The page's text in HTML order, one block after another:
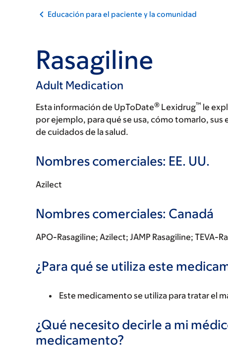
Educación para el paciente y la comunidad
Rasagiline
Adult Medication
Esta información de UpToDate® Lexidrug™ le
por ejemplo, para qué se usa, cómo tomarlo,
de cuidados de la salud.
Nombres comerciales: EE. UU.
Azilect
Nombres comerciales: Canadá
APO-Rasagiline; Azilect; JAMP Rasagiline; TEVA-
¿Para qué se utiliza este
Este medicamento se utiliza para tratar el
¿Qué necesito decirle a mi
medicamento?